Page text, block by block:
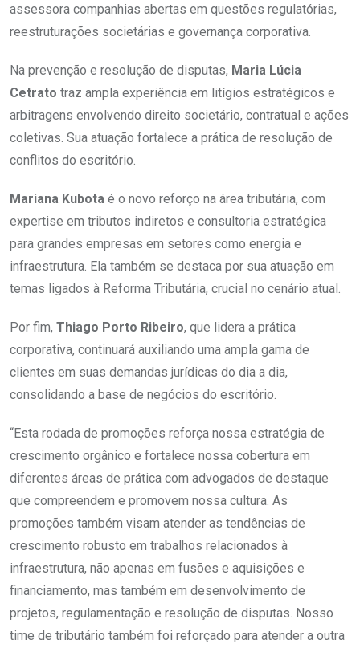
assessora companhias abertas em questões regulatórias,
reestruturações societárias e governança corporativa.
Na prevenção e resolução de disputas, Maria Lúcia
Cetrato traz ampla experiência em litígios estratégicos e
arbitragens envolvendo direito societário, contratual e ações
coletivas. Sua atuação fortalece a prática de resolução de
conflitos do escritório.
Mariana Kubota é o novo reforço na área tributária, com
expertise em tributos indiretos e consultoria estratégica
para grandes empresas em setores como energia e
infraestrutura. Ela também se destaca por sua atuação em
temas ligados à Reforma Tributária, crucial no cenário atual.
Por fim, Thiago Porto Ribeiro, que lidera a prática
corporativa, continuará auxiliando uma ampla gama de
clientes em suas demandas jurídicas do dia a dia,
consolidando a base de negócios do escritório.
“Esta rodada de promoções reforça nossa estratégia de
crescimento orgânico e fortalece nossa cobertura em
diferentes áreas de prática com advogados de destaque
que compreendem e promovem nossa cultura. As
promoções também visam atender as tendências de
crescimento robusto em trabalhos relacionados à
infraestrutura, não apenas em fusões e aquisições e
financiamento, mas também em desenvolvimento de
projetos, regulamentação e resolução de disputas. Nosso
time de tributário também foi reforçado para atender a outra